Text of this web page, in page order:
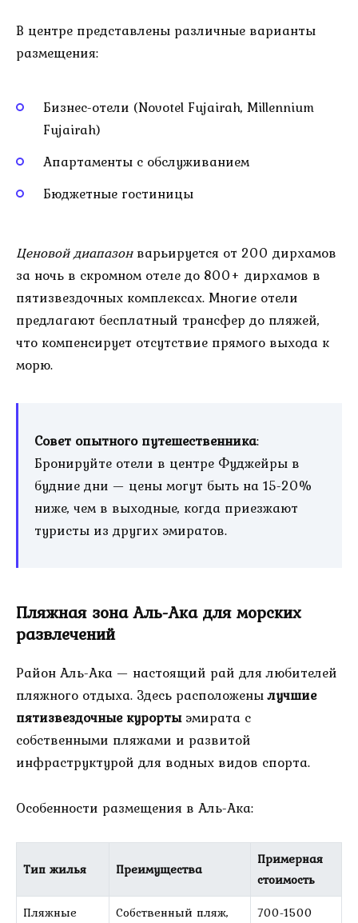
В центре представлены различные варианты
размещения:
Бизнес-отели (Novotel Fujairah, Millennium
Fujairah)
Апартаменты с обслуживанием
Бюджетные гостиницы
Ценовой диапазонварьируется от 200 дирхамов
за ночь в скромном отеле до 800+ дирхамов в
пятизвездочных комплексах. Многие отели
предлагают бесплатный трансфер до пляжей,
что компенсирует отсутствие прямого выхода к
морю.
Совет опытного путешественника:
Бронируйте отели в центре Фуджейры в
будние дни — цены могут быть на 15-20%
ниже, чем в выходные, когда приезжают
туристы из других эмиратов.
Пляжная зона Аль-Ака для морских
развлечений
Район Аль-Ака — настоящий рай для любителей
пляжного отдыха. Здесь расположенылучшие
пятизвездочные курортыэмирата с
собственными пляжами и развитой
инфраструктурой для водных видов спорта.
Особенности размещения в Аль-Ака:
Тип жилья Преимущества
Примерная
стоимость
Пляжные
Собственный пляж,
700-1500